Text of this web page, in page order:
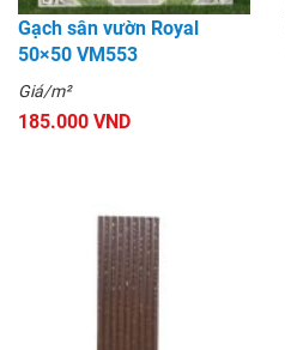
Gạch sân vườn Royal
50×50 VM553
Giá/m²
185.000 VND